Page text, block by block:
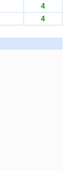
4
4